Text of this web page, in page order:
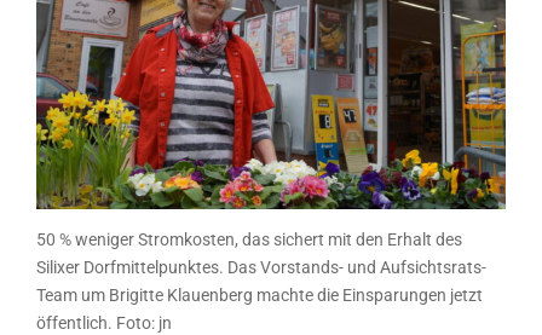
50 % weniger Stromkosten, das sichert mit den Erhalt des
Silixer Dorfmittelpunktes. Das Vorstands- und Aufsichtsrats-
Team um Brigitte Klauenberg machte die Einsparungen jetzt
öffentlich. Foto: jn